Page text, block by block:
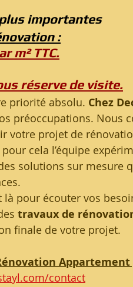
importantes
:
m² TTC.
réserve de visite.
priorité absolu. Chez
préoccupations. Nous
votre projet de
cela l’équipe
solutions sur mesure
pour écouter vos
travaux de
finale de votre projet.
contact